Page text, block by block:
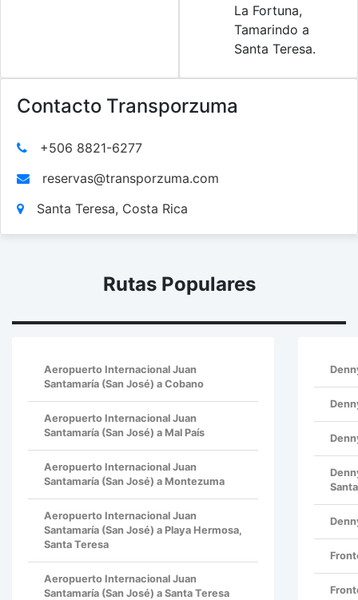
La Fortuna,
Tamarindo a
Santa Teresa.
Contacto Transporzuma
+506 8821-6277
reservas@transporzuma.com
Santa Teresa, Costa Rica
Rutas Populares
Aeropuerto Internacional Juan
Santamaría (San José) a Cobano
Aeropuerto Internacional Juan
Santamaría (San José) a Mal País
Aeropuerto Internacional Juan
Santamaría (San José) a Montezuma
Aeropuerto Internacional Juan
Santamaría (San José) a Playa Hermosa,
Santa Teresa
Aeropuerto Internacional Juan
Santamaría (San José) a Santa Teresa